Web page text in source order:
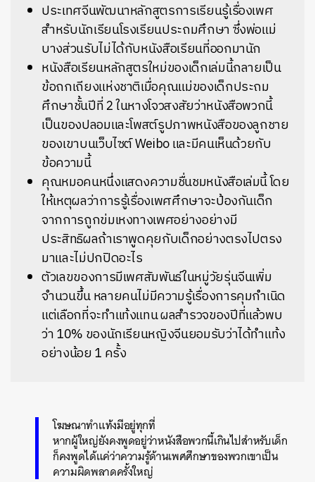
ประเทศจีนพัฒนาหลักสูตรการเรียนรู้เรื่องเพศ
สำหรับนักเรียนโรงเรียนประถมศึกษา ซึ่งพ่อแม่
บางส่วนรับไม่ได้กับหนังสือเรียนที่ออกมานัก
หนังสือเรียนหลักสูตรใหม่ของเด็กเล่มนี้กลายเป็น
ข้อถกเถียงแห่งชาติเมื่อคุณแม่ของเด็กประถม
ศึกษาชั้นปีที่ 2 ในหางโจวสงสัยว่าหนังสือพวกนี้
เป็นของปลอมและโพสต์รูปภาพหนังสือของลูกชาย
ของเขาบนเว็บไซต์ Weibo และมีคนเห็นด้วยกับ
ข้อความนี้
คุณหมอคนหนึ่งแสดงความชื่นชมหนังสือเล่มนี้ โดย
ให้เหตุผลว่าการรู้เรื่องเพศศึกษาจะป้องกันเด็ก
จากการถูกข่มเหงทางเพศอย่างอย่างมี
ประสิทธิผลถ้าเราพูดคุยกับเด็กอย่างตรงไปตรง
มาและไม่ปกปิดอะไร
ตัวเลขของการมีเพศสัมพันธ์ในหมู่วัยรุ่นจีนเพิ่ม
จำนวนขึ้น หลายคนไม่มีความรู้เรื่องการคุมกำเนิด
แต่เลือกที่จะทำแท้งแทน ผลสำรวจของปีที่แล้วพบ
ว่า 10% ของนักเรียนหญิงจีนยอมรับว่าได้ทำแท้ง
อย่างน้อย 1 ครั้ง
โฆษณาทำแท้งมีอยู่ทุกที่
หากผู้ใหญ่ยังคงพูดอยู่ว่าหนังสือพวกนี้เกินไปสำหรับเด็ก
ก็คงพูดได้แค่ว่าความรู้ด้านเพศศึกษาของพวกเขาเป็น
ความผิดพลาดครั้งใหญ่